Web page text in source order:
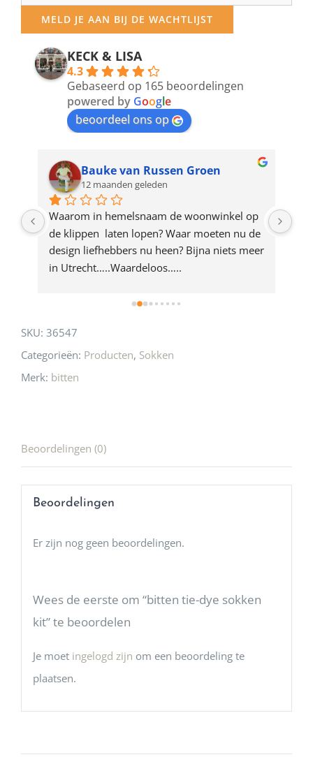
your
email
address
product
MELD JE AAN BIJ DE WACHTLIJST
KECK & LISA
4.3
Gebaseerd op 165 beoordelingen
powered by Google
beoordeel ons op
Bauke van Russen Groen
12 maanden geleden
Waarom in hemelsnaam de woonwinkel op
de klippen  laten lopen? Waar moeten nu de
design liefhebbers nu heen? Bijna niets meer
in Utrecht…..Waardeloos…..
SKU: 36547
Categorieën: Producten, Sokken
Merk: bitten
Beoordelingen (0)
Beoordelingen
Er zijn nog geen beoordelingen.
Wees de eerste om “bitten tie-dye sokken
kit” te beoordelen
Je moet ingelogd zijn om een beoordeling te
plaatsen.